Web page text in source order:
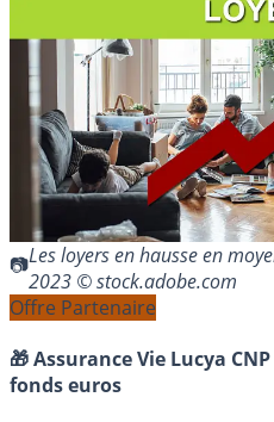
Les loyers en hausse en
2023 © stock.adobe.com
Offre Partenaire
🎁 Assurance Vie Lucya CNP
fonds euros